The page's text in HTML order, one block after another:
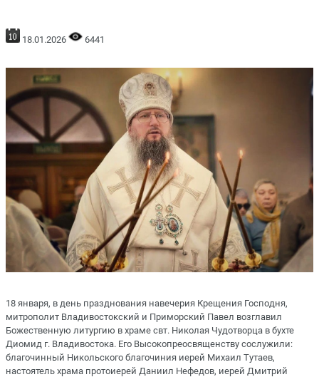
18.01.2026 6441
18 января, в день празднования навечерия Крещения Господня,
митрополит Владивостокский и Приморский Павел возглавил
Божественную литургию в храме свт. Николая Чудотворца в бухте
Диомид г. Владивостока. Его Высокопреосвященству сослужили:
благочинный Никольского благочиния иерей Михаил Тутаев,
настоятель храма протоиерей Даниил Нефедов, иерей Дмитрий